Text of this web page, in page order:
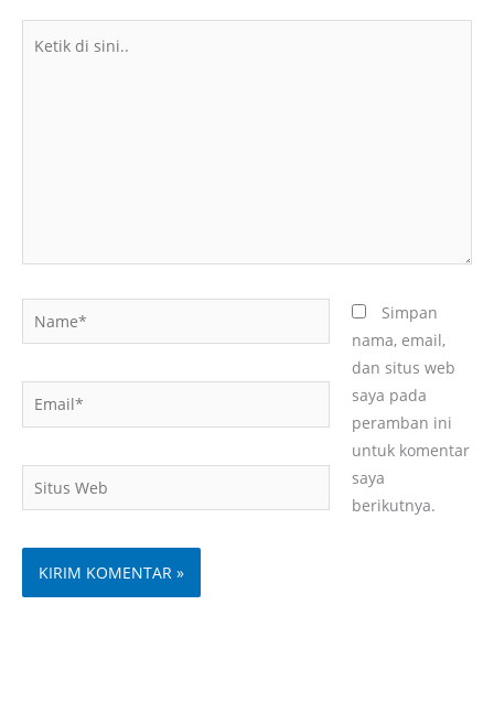
Email*
Situs
Web
Simpan
nama, email,
dan situs web
saya pada
peramban ini
untuk komentar
saya
berikutnya.